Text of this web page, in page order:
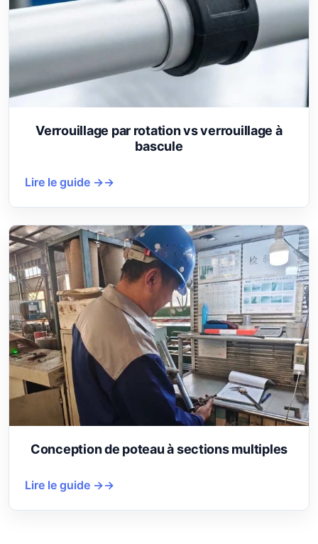
Verrouillage par rotation vs verrouillage à
bascule
Lire le guide →
Conception de poteau à sections multiples
Lire le guide →